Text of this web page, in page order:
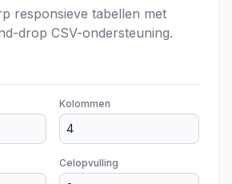
responsieve tabellen met
drop CSV-ondersteuning.
Kolommen
Celopvulling